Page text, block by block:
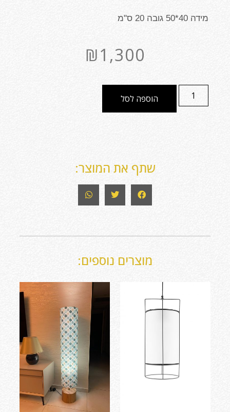
מידה 40*50 גובה 20 ס"מ
₪1,300
הוספה לסל
שתף את המוצר:
מוצרים נוספים: